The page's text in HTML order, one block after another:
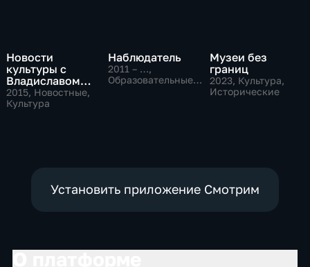
Новости
культуры с
Владиславом
Флярковским
2015, Новостные,
Культура
Наблюдатель
2011 – …,
Образовательные,
Музеи без
границ
2023, Культура,
Исторические
Установить приложение Смотрим